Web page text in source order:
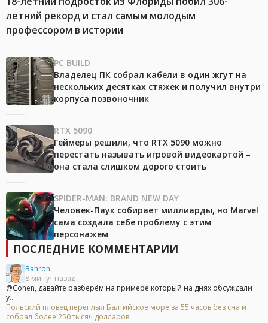
летний рекорд и стал самым молодым
профессором в истории
PC BUILD
Владелец ПК собрал кабели в один жгут на
нескольких десятках стяжек и получил внутри
корпуса позвоночник
RTX 5090
Геймеры решили, что RTX 5090 можно
перестать называть игровой видеокартой –
она стала слишком дорого стоить
SPIDER-MAN: BRAND NEW DAY
Человек-Паук собирает миллиарды, но Marvel
сама создала себе проблему с этим
персонажем
ПОСЛЕДНИЕ КОММЕНТАРИИ
Bahron
8 минут назад
@Cohen, давайте разберём на примере который на днях обсуждали
у...
Польский пловец переплыл Балтийское море за 55 часов без сна и
собрал более 250 тысяч долларов